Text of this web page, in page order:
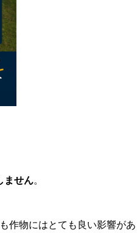
ません。
作物にはとても良い影響が